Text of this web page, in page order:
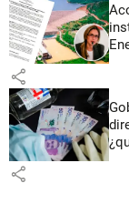
share
share